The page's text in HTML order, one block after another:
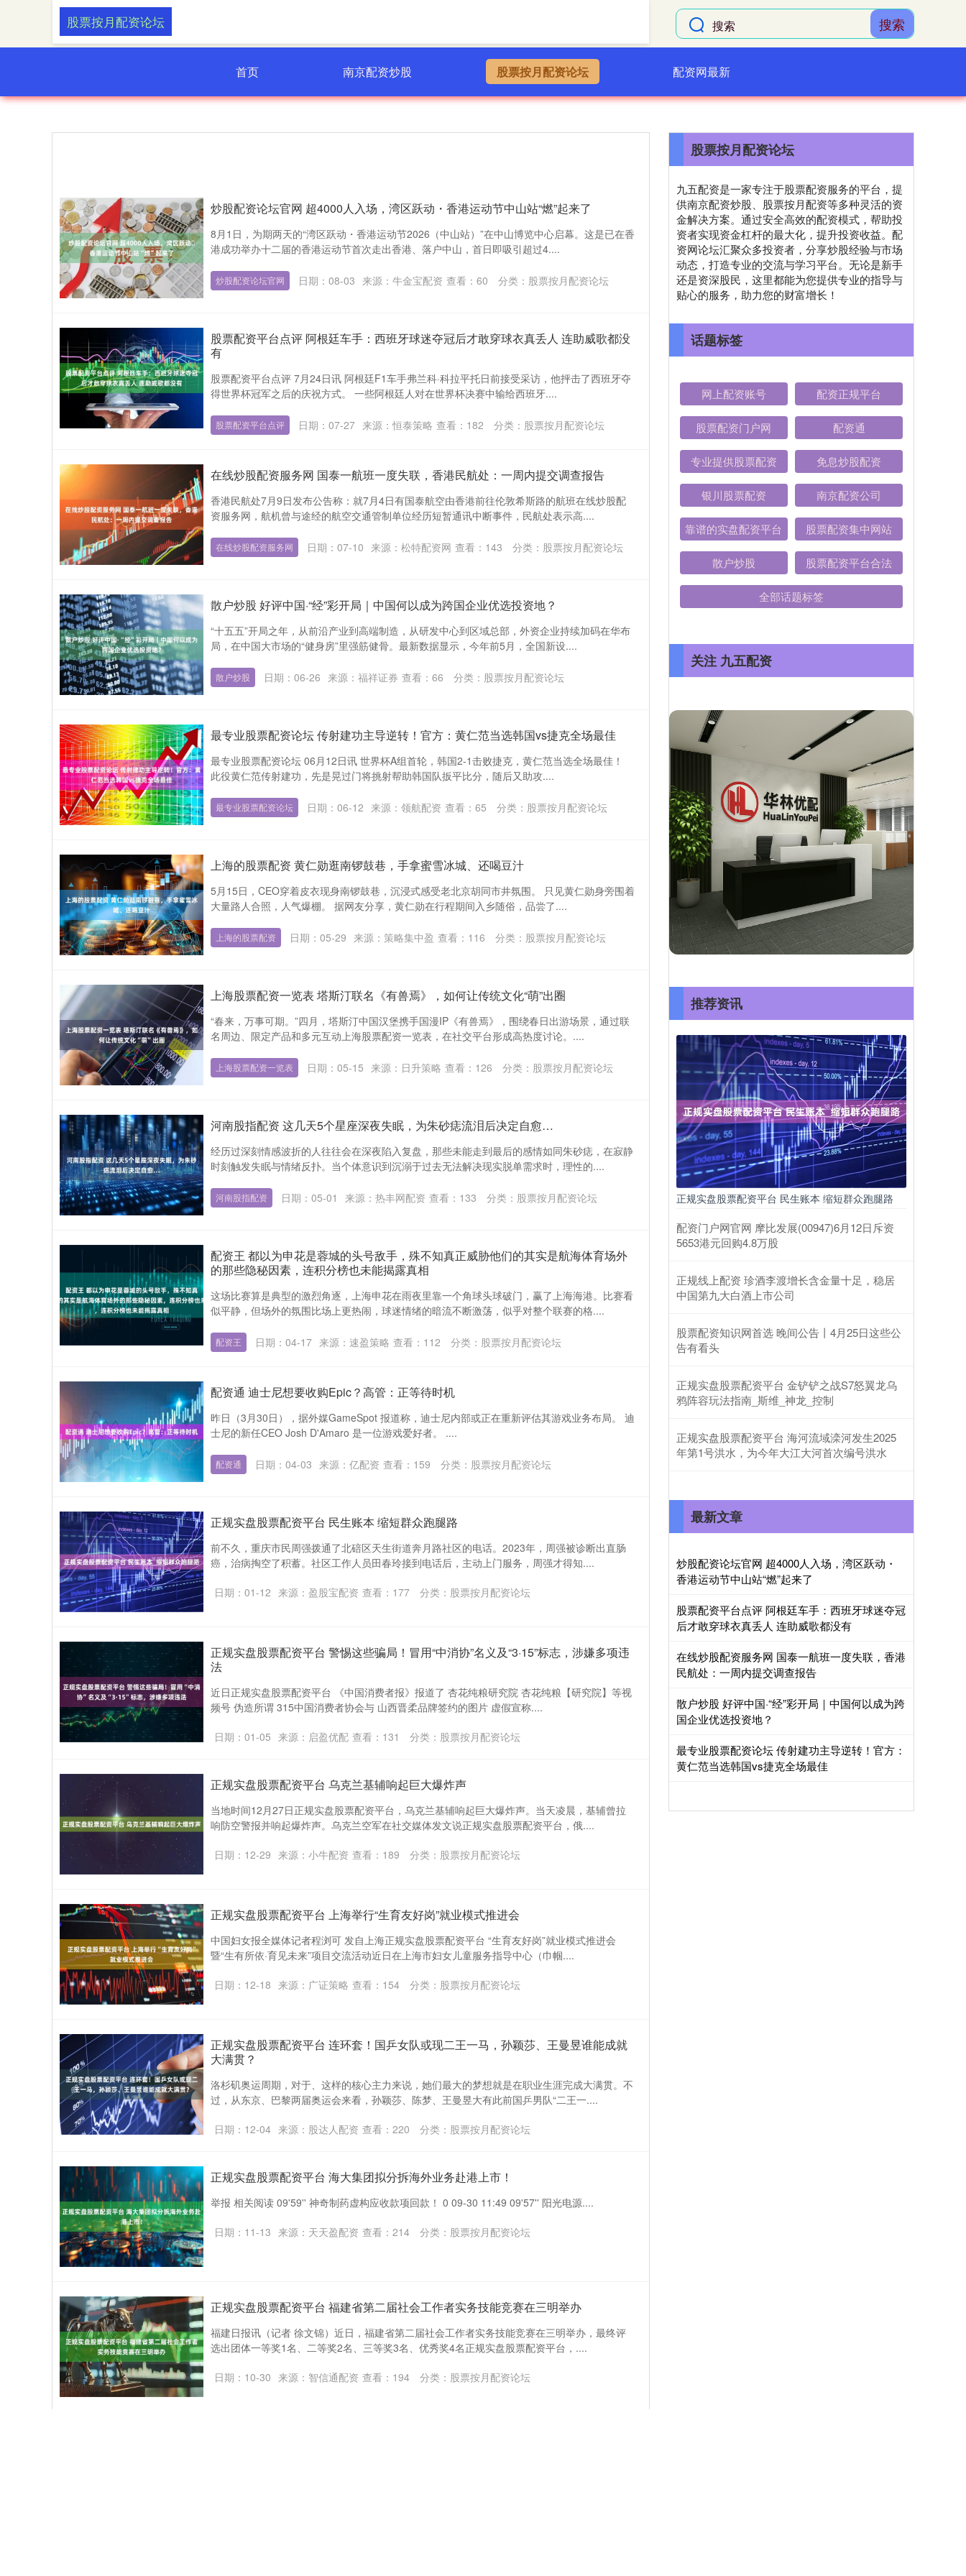
搜索
首页 南京配资炒股 股票按月配资论坛 配资网最新
股票按月配资论坛
炒股配资论坛官网 超4000人入场，湾区跃动・香港运动节中山站“燃”起来了
8月1日，为期两天的“湾区跃动・香港运动节2026（中山站）”在中山博览中心启幕。这是已在香
港成功举办十二届的香港运动节首次走出香港、落户中山，首日即吸引超过4....
炒股配资论坛官网 日期：08-03 来源：牛金宝配资 查看： 60 分类： 股票按月配资论坛
股票配资平台点评 阿根廷车手：西班牙球迷夺冠后才敢穿球衣真丢人 连助威歌都没
有
股票配资平台点评 7月24日讯 阿根廷F1车手弗兰科·科拉平托日前接受采访，他抨击了西班牙夺
得世界杯冠军之后的庆祝方式。 一些阿根廷人对在世界杯决赛中输给西班牙....
股票配资平台点评 日期：07-27 来源：恒泰策略 查看： 182 分类： 股票按月配资论坛
在线炒股配资服务网 国泰一航班一度失联，香港民航处：一周内提交调查报告
香港民航处7月9日发布公告称：就7月4日有国泰航空由香港前往伦敦希斯路的航班在线炒股配
资服务网，航机曾与途经的航空交通管制单位经历短暂通讯中断事件，民航处表示高....
在线炒股配资服务网 日期：07-10 来源：松特配资网 查看： 143 分类： 股票按月配资论坛
散户炒股 好评中国·“经”彩开局｜中国何以成为跨国企业优选投资地？
“十五五”开局之年，从前沿产业到高端制造，从研发中心到区域总部，外资企业持续加码在华布
局，在中国大市场的“健身房”里强筋健骨。最新数据显示，今年前5月，全国新设....
散户炒股 日期：06-26 来源：福祥证券 查看： 66 分类： 股票按月配资论坛
最专业股票配资论坛 传射建功主导逆转！官方：黄仁范当选韩国vs捷克全场最佳
最专业股票配资论坛 06月12日讯 世界杯A组首轮，韩国2-1击败捷克，黄仁范当选全场最佳！
此役黄仁范传射建功，先是晃过门将挑射帮助韩国队扳平比分，随后又助攻....
最专业股票配资论坛 日期：06-12 来源：领航配资 查看： 65 分类： 股票按月配资论坛
上海的股票配资 黄仁勋逛南锣鼓巷，手拿蜜雪冰城、还喝豆汁
5月15日，CEO穿着皮衣现身南锣鼓巷，沉浸式感受老北京胡同市井氛围。 只见黄仁勋身旁围着
大量路人合照，人气爆棚。 据网友分享，黄仁勋在行程期间入乡随俗，品尝了....
上海的股票配资 日期：05-29 来源：策略集中盈 查看： 116 分类： 股票按月配资论坛
上海股票配资一览表 塔斯汀联名《有兽焉》，如何让传统文化“萌”出圈
“春来，万事可期。”四月，塔斯汀中国汉堡携手国漫IP《有兽焉》，围绕春日出游场景，通过联
名周边、限定产品和多元互动上海股票配资一览表，在社交平台形成高热度讨论。....
上海股票配资一览表 日期：05-15 来源：日升策略 查看： 126 分类： 股票按月配资论坛
河南股指配资 这几天5个星座深夜失眠，为朱砂痣流泪后决定自愈…
经历过深刻情感波折的人往往会在深夜陷入复盘，那些未能走到最后的感情如同朱砂痣，在寂静
时刻触发失眠与情绪反扑。当个体意识到沉溺于过去无法解决现实脱单需求时，理性的....
河南股指配资 日期：05-01 来源：热丰网配资 查看： 133 分类： 股票按月配资论坛
配资王 都以为申花是蓉城的头号敌手，殊不知真正威胁他们的其实是航海体育场外
的那些隐秘因素，连积分榜也未能揭露真相
这场比赛算是典型的激烈角逐，上海申花在雨夜里靠一个角球头球破门，赢了上海海港。比赛看
似平静，但场外的氛围比场上更热闹，球迷情绪的暗流不断激荡，似乎对整个联赛的格....
配资王 日期：04-17 来源：速盈策略 查看： 112 分类： 股票按月配资论坛
配资通 迪士尼想要收购Epic？高管：正等待时机
昨日（3月30日），据外媒GameSpot 报道称，迪士尼内部或正在重新评估其游戏业务布局。 迪
士尼的新任CEO Josh D'Amaro 是一位游戏爱好者。 ....
配资通 日期：04-03 来源：亿配资 查看： 159 分类： 股票按月配资论坛
正规实盘股票配资平台 民生账本 缩短群众跑腿路
前不久，重庆市民周强拨通了北碚区天生街道奔月路社区的电话。2023年，周强被诊断出直肠
癌，治病掏空了积蓄。社区工作人员田春玲接到电话后，主动上门服务，周强才得知....
日期：01-12 来源：盈股宝配资 查看： 177 分类： 股票按月配资论坛
正规实盘股票配资平台 警惕这些骗局！冒用“中消协”名义及“3·15”标志，涉嫌多项违
法
近日正规实盘股票配资平台 《中国消费者报》报道了 杏花纯粮研究院 杏花纯粮【研究院】等视
频号 伪造所谓 315中国消费者协会与 山西晋柔品牌签约的图片 虚假宣称....
日期：01-05 来源：启盈优配 查看： 131 分类： 股票按月配资论坛
正规实盘股票配资平台 乌克兰基辅响起巨大爆炸声
当地时间12月27日正规实盘股票配资平台，乌克兰基辅响起巨大爆炸声。当天凌晨，基辅曾拉
响防空警报并响起爆炸声。乌克兰空军在社交媒体发文说正规实盘股票配资平台，俄....
日期：12-29 来源：小牛配资 查看： 189 分类： 股票按月配资论坛
正规实盘股票配资平台 上海举行“生育友好岗”就业模式推进会
中国妇女报全媒体记者程浏可 发自上海正规实盘股票配资平台 “生育友好岗”就业模式推进会
暨“生有所依·育见未来”项目交流活动近日在上海市妇女儿童服务指导中心（巾帼....
日期：12-18 来源：广证策略 查看： 154 分类： 股票按月配资论坛
正规实盘股票配资平台 连环套！国乒女队或现二王一马，孙颖莎、王曼昱谁能成就
大满贯？
洛杉矶奥运周期，对于、这样的核心主力来说，她们最大的梦想就是在职业生涯完成大满贯。不
过，从东京、巴黎两届奥运会来看，孙颖莎、陈梦、王曼昱大有此前国乒男队“二王一....
日期：12-04 来源：股达人配资 查看： 220 分类： 股票按月配资论坛
正规实盘股票配资平台 海大集团拟分拆海外业务赴港上市！
举报 相关阅读 09'59'' 神奇制药虚构应收款项回款！ 0 09-30 11:49 09'57'' 阳光电源....
日期：11-13 来源：天天盈配资 查看： 214 分类： 股票按月配资论坛
正规实盘股票配资平台 福建省第二届社会工作者实务技能竞赛在三明举办
福建日报讯（记者 徐文锦）近日，福建省第二届社会工作者实务技能竞赛在三明举办，最终评
选出团体一等奖1名、二等奖2名、三等奖3名、优秀奖4名正规实盘股票配资平台，....
日期：10-30 来源：智信通配资 查看： 194 分类： 股票按月配资论坛
股票按月配资论坛
九五配资是一家专注于股票配资服务的平台，提
供南京配资炒股、股票按月配资等多种灵活的资
金解决方案。通过安全高效的配资模式，帮助投
资者实现资金杠杆的最大化，提升投资收益。配
资网论坛汇聚众多投资者，分享炒股经验与市场
动态，打造专业的交流与学习平台。无论是新手
还是资深股民，这里都能为您提供专业的指导与
贴心的服务，助力您的财富增长！
话题标签
网上配资账号 配资正规平台
股票配资门户网 配资通
专业提供股票配资 免息炒股配资
银川股票配资 南京配资公司
靠谱的实盘配资平台 股票配资集中网站
散户炒股 股票配资平台合法
全部话题标签
关注 九五配资
推荐资讯
正规实盘股票配资平台 民生账本 缩短群众跑腿路
配资门户网官网 摩比发展(00947)6月12日斥资
5653港元回购4.8万股
正规线上配资 珍酒李渡增长含金量十足，稳居
中国第九大白酒上市公司
股票配资知识网首选 晚间公告丨4月25日这些公
告有看头
正规实盘股票配资平台 金铲铲之战S7怒翼龙乌
鸦阵容玩法指南_斯维_神龙_控制
正规实盘股票配资平台 海河流域滦河发生2025
年第1号洪水，为今年大江大河首次编号洪水
最新文章
炒股配资论坛官网 超4000人入场，湾区跃动・
香港运动节中山站“燃”起来了
股票配资平台点评 阿根廷车手：西班牙球迷夺冠
后才敢穿球衣真丢人 连助威歌都没有
在线炒股配资服务网 国泰一航班一度失联，香港
民航处：一周内提交调查报告
散户炒股 好评中国·“经”彩开局｜中国何以成为跨
国企业优选投资地？
最专业股票配资论坛 传射建功主导逆转！官方：
黄仁范当选韩国vs捷克全场最佳